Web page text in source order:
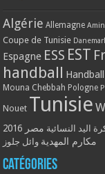
Algérie Allemagne
Coupe de Tunisie
Espagne ESS EST
handball
Mouna Chebbah Pologne
Nouet Tunisie
اليد النسائية مصر 2016
مكارم المهدية وائل جلوز
Catégories